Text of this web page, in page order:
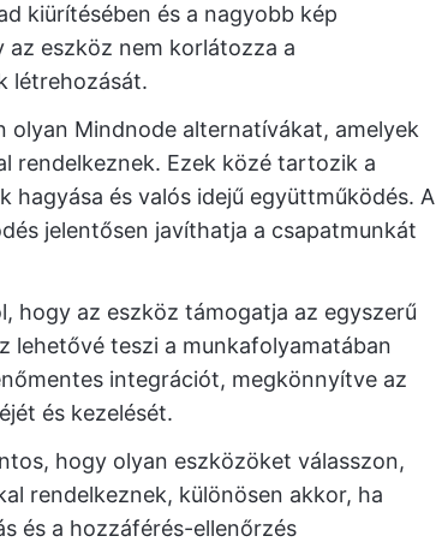
kiürítésében és a nagyobb kép
az eszköz nem korlátozza a
létrehozását.
olyan Mindnode alternatívákat, amelyek
rendelkeznek. Ezek közé tartozik a
hagyása és valós idejű együttműködés. A
jelentősen javíthatja a csapatmunkát
hogy az eszköz támogatja az egyszerű
lehetővé teszi a munkafolyamatában
integrációt, megkönnyítve az
és kezelését.
hogy olyan eszközöket válasszon,
rendelkeznek, különösen akkor, ha
és a hozzáférés-ellenőrzés